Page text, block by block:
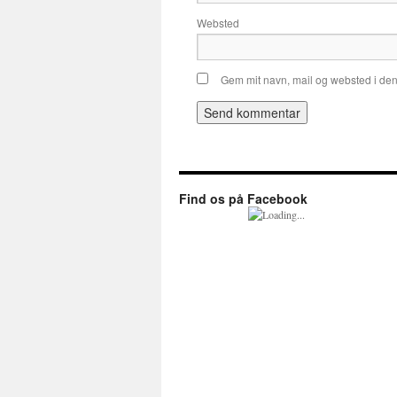
Websted
Gem mit navn, mail og websted i
Find os på Facebook